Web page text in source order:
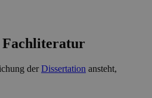
Fachliteratur
derDissertation ansteht,